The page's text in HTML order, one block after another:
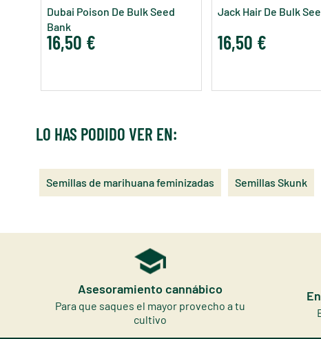
Dubai Poison De Bulk Seed
Bank
16,50 €
Jack Hair De Bulk
16,50 €
LO HAS PODIDO VER EN:
Semillas de marihuana feminizadas Semillas Skunk
Asesoramiento cannábico
Para que saques el mayor provecho a tu
cultivo